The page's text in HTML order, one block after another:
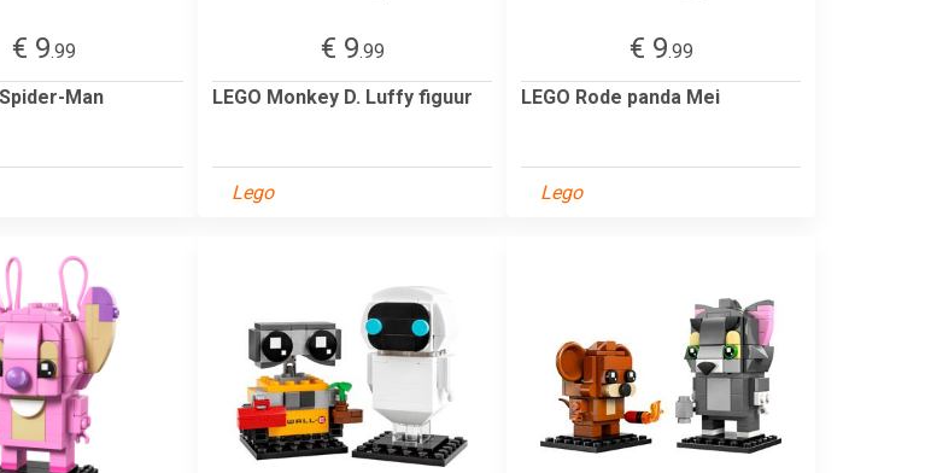
€ 9.99
Man
€ 9.99
LEGO Monkey D. Luffy figuur
Lego
€ 9.99
LEGO Rode panda Mei
Lego